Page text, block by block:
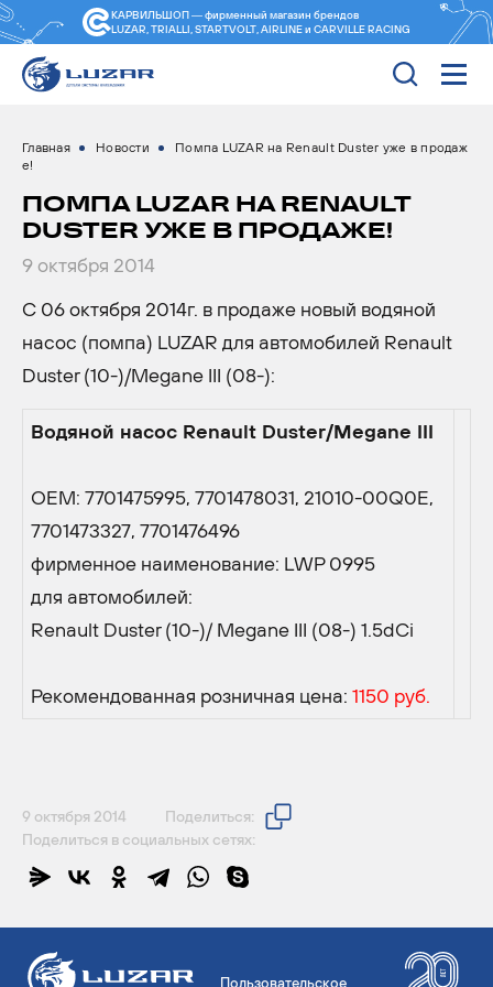
КАРВИЛЬШОП — фирменный магазин брендов
LUZAR, TRIALLI, STARTVOLT, AIRLINE и CARVILLE RACING
Главная Новости
Помпа LUZAR на Renault Duster уже в продаж
е!
ПОМПА LUZAR НА RENAULT
DUSTER УЖЕ В ПРОДАЖЕ!
9 октября 2014
С 06 октября 2014г. в продаже новый водяной
насос (помпа) LUZAR для автомобилей Renault
Duster (10-)/Megane III (08-):
Водяной насос Renault Duster/Megane III
OEM: 7701475995, 7701478031, 21010-00Q0E,
7701473327, 7701476496
фирменное наименование: LWP 0995
для автомобилей:
Renault Duster (10-)/ Megane III (08-) 1.5dCi
Рекомендованная розничная цена: 1150 руб.
9 октября 2014
Поделиться:
Поделиться в социальных сетях:
Пользовательское